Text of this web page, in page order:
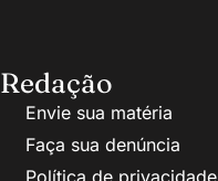
Redação
Envie sua matéria
Faça sua denúncia